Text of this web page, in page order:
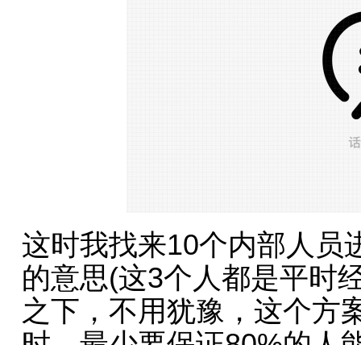
这时我找来10个内部人员
的意思(这3个人都是平时
之下，不用犹豫，这个方